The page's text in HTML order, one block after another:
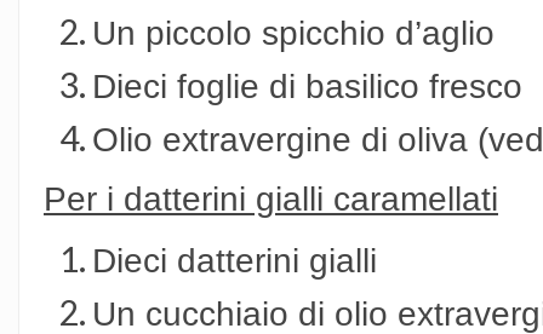
Un piccolo spicchio d’aglio
Dieci foglie di basilico fresco
Olio extravergine di oliva
Per i datterini gialli caramellati
Dieci datterini gialli
Un cucchiaio di olio